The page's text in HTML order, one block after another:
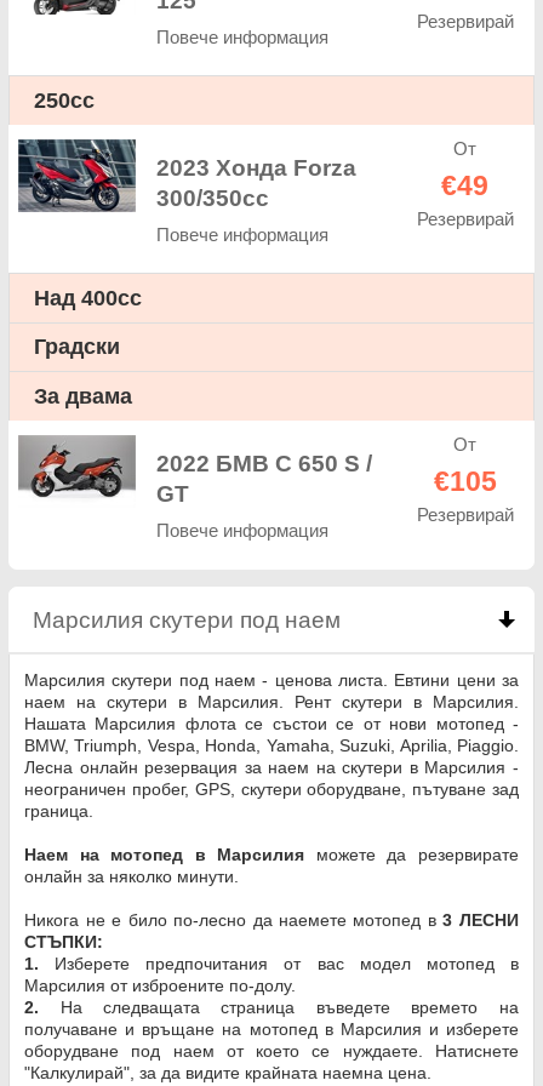
Повече информация
Резервирай
250cc
2023 Хонда Forza
300/350cc
Повече информация
От
€49
Резервирай
Над 400cc
Градски
За двама
2022 БМВ C 650 S /
GT
Повече информация
От
€105
Резервирай
Марсилия скутери под наем click to collapse
Марсилия скутери под наем - ценова листа. Евтини цени за
наем на скутери в Марсилия. Рент скутери в Марсилия.
Нашата Марсилия флота се състои се от нови мотопед -
BMW, Triumph, Vespa, Honda, Yamaha, Suzuki, Aprilia, Piaggio.
Лесна онлайн резервация за наем на скутери в Марсилия -
неограничен пробег, GPS, скутери оборудване, пътуване зад
граница.
Наем на мотопед в Марсилия можете да резервирате
онлайн за няколко минути.
Никога не е било по-лесно да наемете мотопед в3 ЛЕСНИ
СТЪПКИ:
1. Изберете предпочитания от вас модел мотопед в
Марсилия от изброените по-долу.
2. На следващата страница въведете времето на
получаване и връщане на мотопед в Марсилия и изберете
оборудване под наем от което се нуждаете. Натиснете
"Калкулирай", за да видите крайната наемна цена.